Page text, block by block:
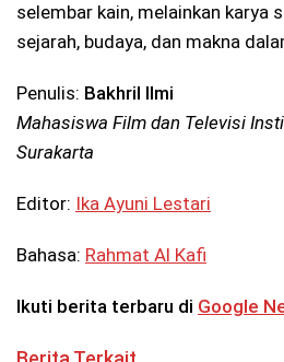
selembar kain, melainkan karya
sejarah, budaya, dan makna
Penulis: Bakhril Ilmi
Mahasiswa Film dan Televisi
Surakarta
Editor: Ika Ayuni Lestari
Bahasa: Rahmat Al Kafi
Ikuti berita terbaru di Google